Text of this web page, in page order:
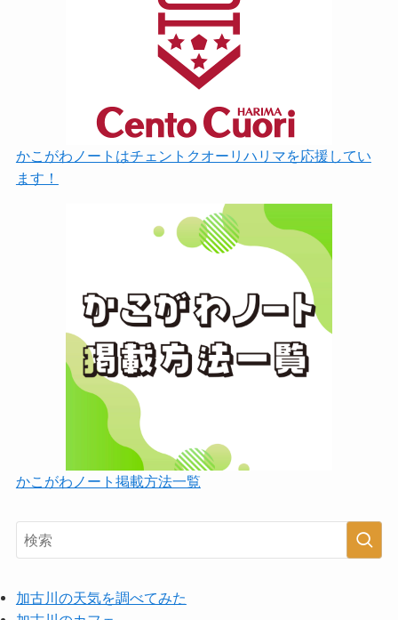
かこがわノートはチェントクオーリハリマを応援してい
ます！
かこがわノート掲載方法一覧
加古川の天気を調べてみた